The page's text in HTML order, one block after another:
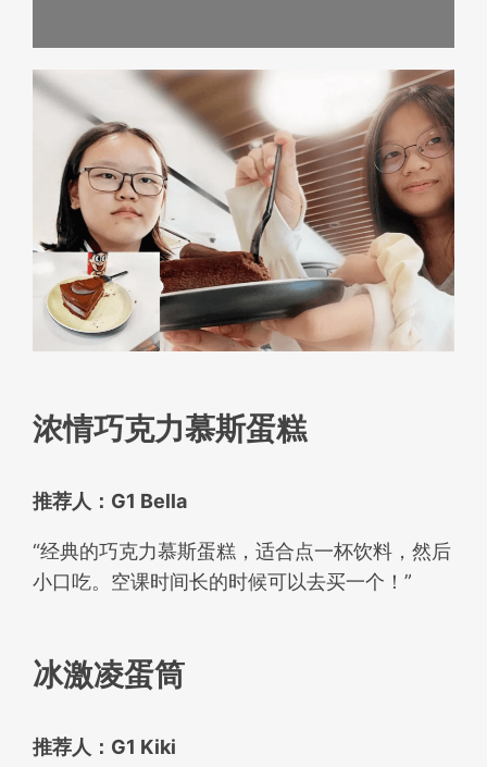
浓情巧克力慕斯蛋糕
推荐人： G1 Bella
“经典的巧克力慕斯蛋糕，适合点一杯饮料，然后
小口吃。空课时间长的时候可以去买一个！”
冰激凌蛋筒
推荐人：G1 Kiki